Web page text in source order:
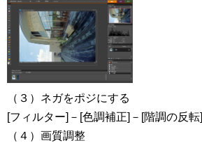
（３）ネガをポジにする
[フィルター]－[色調補正]－[階調の反転]
（４）画質調整